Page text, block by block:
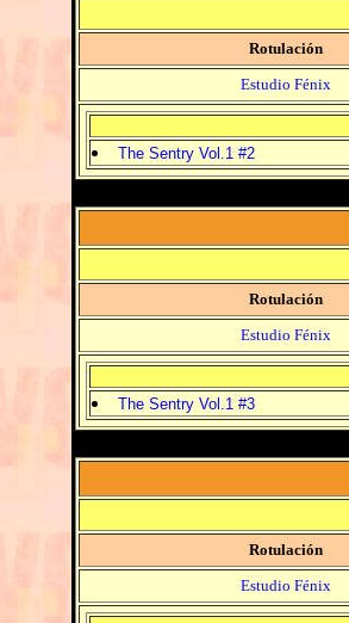
Rotulación
Estudio Fénix
The Sentry Vol.1 #2
Rotulación
Estudio Fénix
The Sentry Vol.1 #3
Rotulación
Estudio Fénix